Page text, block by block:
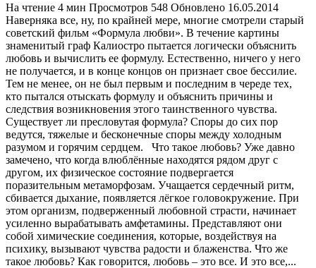
На чтение 4 мин Просмотров 548 Обновлено 16.05.2014
Наверняка все, ну, по крайней мере, многие смотрели старый
советский фильм «Формула любви». В течение картины
знаменитый граф Калиостро пытается логически объяснить
любовь и вычислить ее формулу. Естественно, ничего у него
не получается, и в конце концов он признает свое бессилие.
Тем не менее, он не был первым и последним в череде тех,
кто пытался отыскать формулу и объяснить причины и
следствия возникновения этого таинственного чувства.
Существует ли пресловутая формула? Споры до сих пор
ведутся, тяжелые и бесконечные споры между холодным
разумом и горячим сердцем. Что такое любовь? Уже давно
замечено, что когда влюблённые находятся рядом друг с
другом, их физическое состояние подвергается
поразительным метаморфозам. Учащается сердечный ритм,
сбивается дыхание, появляется лёгкое головокружение. При
этом организм, подверженный любовной страсти, начинает
усиленно вырабатывать амфетамины. Представляют они
собой химические соединения, которые, воздействуя на
психику, вызывают чувства радости и блаженства. Что же
такое любовь? Как говорится, любовь – это все. И это все,...